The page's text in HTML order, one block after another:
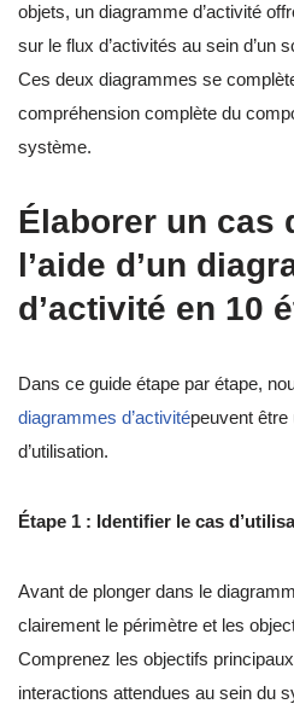
objets, un diagramme d’activité
sur le flux d’activités au sein d’un
Ces deux diagrammes se
compréhension complète du
système.
Élaborer un cas
l’aide d’un
d’activité en 10
Dans ce guide étape par étape,
diagrammes d’activitépeuvent
d’utilisation.
Étape 1 : Identifier le cas
Avant de plonger dans le
clairement le périmètre et les
Comprenez les objectifs
interactions attendues au sein du